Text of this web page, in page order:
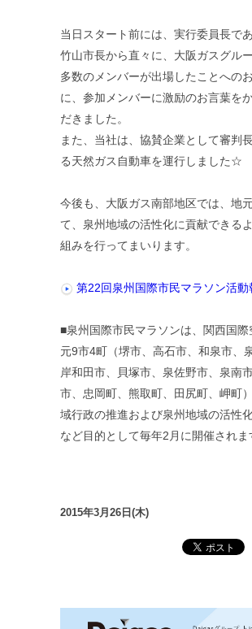
当日スタート前には、実行委員長で
竹山市長から直々に、大阪ガスグル
多数のメンバーが出場したことへの
に、参加メンバーに激励のお言葉を
だきました。
また、当社は、協賛企業として審判
る天然ガス自動車を運行しました☆
今後も、大阪ガス南部地区では、地
て、泉州地域の活性化に貢献できる
組みを行ってまいります。
第22回泉州国際市民マラソン活動
■泉州国際市民マラソンは、関西国際
元9市4町（堺市、高石市、和泉市、
岸和田市、貝塚市、泉佐野市、泉南
市、忠岡町、熊取町、田尻町、岬町
域行政の推進および泉州地域の活性
など目的として毎年2月に開催されま
2015年3月26日(木)